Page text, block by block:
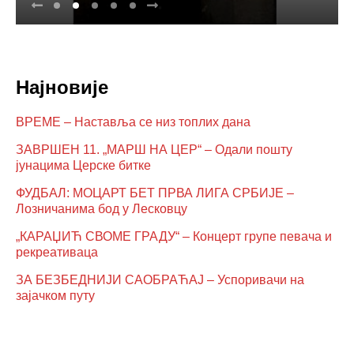
Најновије
ВРЕМЕ – Наставља се низ топлих дана
ЗАВРШЕН 11. „МАРШ НА ЦЕР“ – Одали пошту
јунацима Церске битке
ФУДБАЛ: МОЦАРТ БЕТ ПРВА ЛИГА СРБИЈЕ –
Лозничанима бод у Лесковцу
„КАРАЏИЋ СВОМЕ ГРАДУ“ – Концерт групе певача и
рекреативаца
ЗА БЕЗБЕДНИЈИ САОБРАЋАЈ – Успоривачи на
зајачком путу